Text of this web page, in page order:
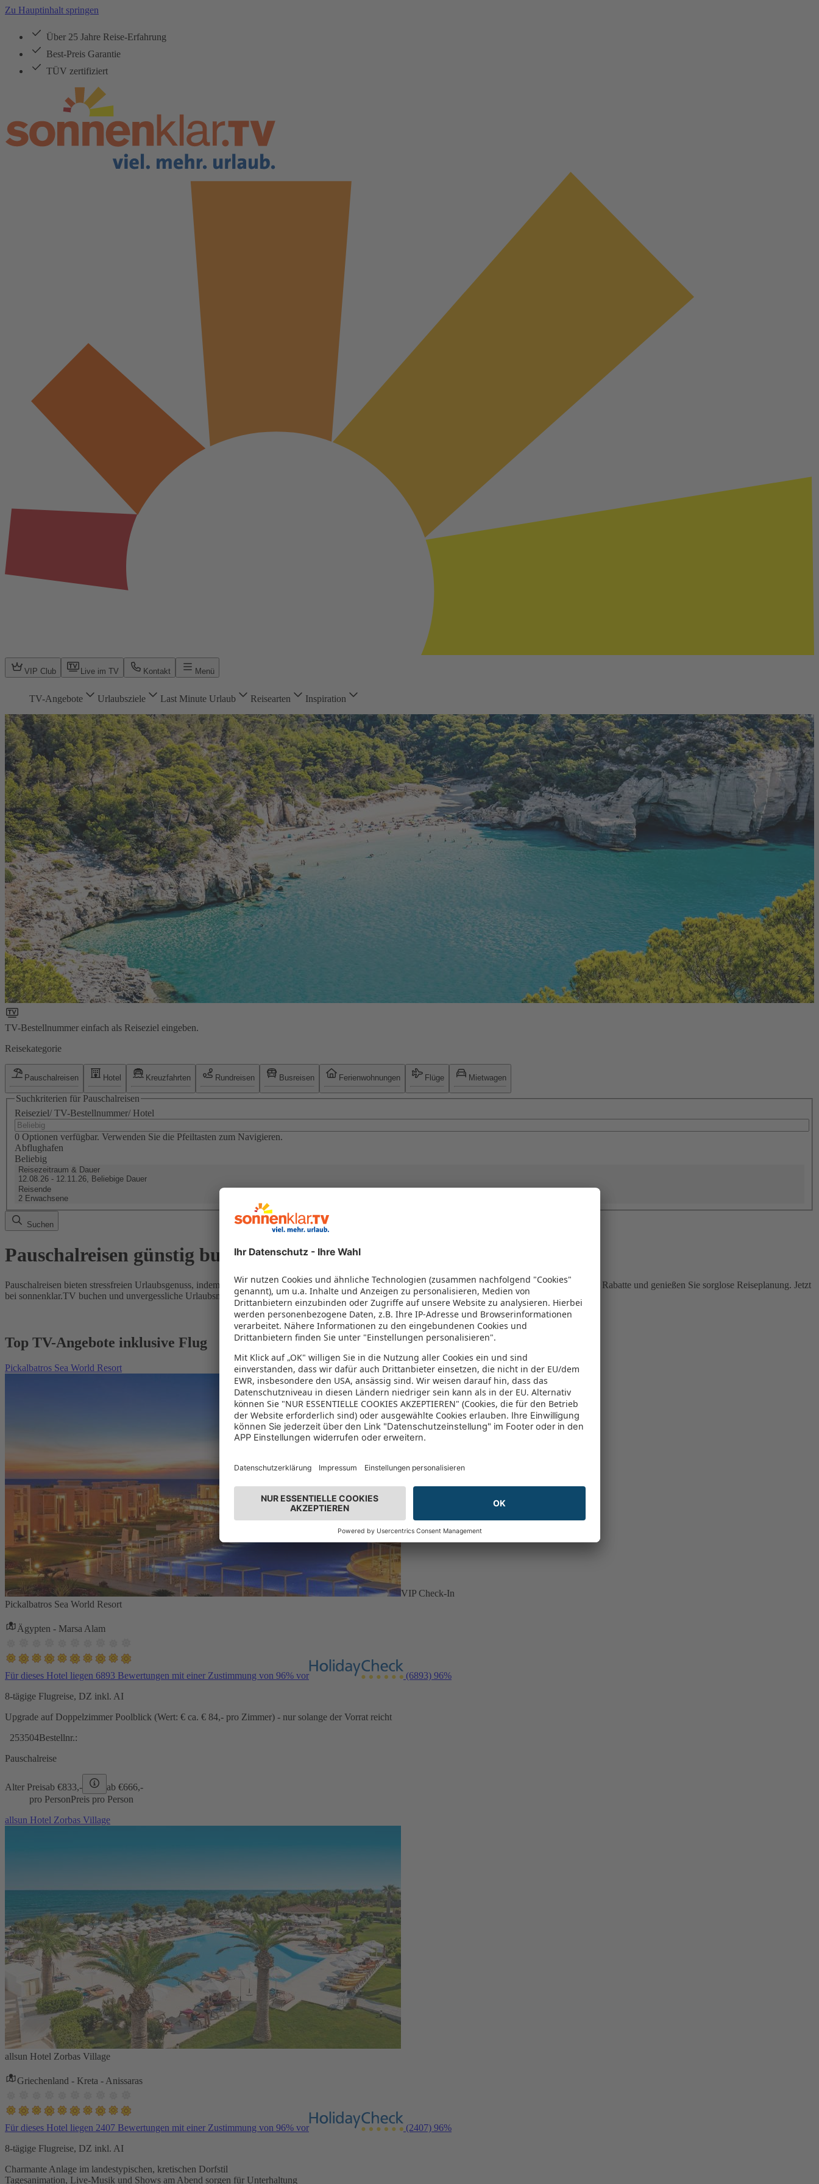
Zu Hauptinhalt springen
Über 25 Jahre Reise-Erfahrung
Best-Preis Garantie
TÜV zertifiziert
VIP Club Live im TV Kontakt Menü
TV-Angebote Urlaubsziele Last Minute Urlaub Reisearten Inspiration
TV-Bestellnummer einfach als Reiseziel eingeben.
Reisekategorie
Pauschalreisen Hotel Kreuzfahrten Rundreisen Busreisen Ferienwohnungen Flüge Mietwagen
Suchkriterien für Pauschalreisen
Reiseziel/ TV-Bestellnummer/ Hotel
0 Optionen verfügbar. Verwenden Sie die Pfeiltasten zum Navigieren.
Abflughafen
Beliebig
Reisezeitraum & Dauer
12.08.26 - 12.11.26, Beliebige Dauer
Reisende
2 Erwachsene
Suchen
Pauschalreisen günstig buchen
Pauschalreisen bieten stressfreien Urlaubsgenuss, indem Flug und Hotel in einem Paket kombiniert werden – das spart Zeit und Geld. Nutzen Sie attraktive Rabatte und genießen Sie sorglose Reiseplanung. Jetzt
bei sonnenklar.TV buchen und unvergessliche Urlaubsmomente erleben!
Top TV-Angebote inklusive Flug
Pickalbatros Sea World Resort
VIP Check-In
Pickalbatros Sea World Resort
Ägypten - Marsa Alam
Für dieses Hotel liegen 6893 Bewertungen mit einer Zustimmung von 96% vor (6893) 96%
8-tägige Flugreise, DZ inkl. AI
Upgrade auf Doppelzimmer Poolblick (Wert: € ca. € 84,- pro Zimmer) - nur solange der Vorrat reicht
253504Bestellnr.:
Pauschalreise
Alter Preisab €833,- ab €666,-
pro PersonPreis pro Person
allsun Hotel Zorbas Village
allsun Hotel Zorbas Village
Griechenland - Kreta - Anissaras
Für dieses Hotel liegen 2407 Bewertungen mit einer Zustimmung von 96% vor (2407) 96%
8-tägige Flugreise, DZ inkl. AI
Charmante Anlage im landestypischen, kretischen Dorfstil
Tagesanimation, Live-Musik und Shows am Abend sorgen für Unterhaltung